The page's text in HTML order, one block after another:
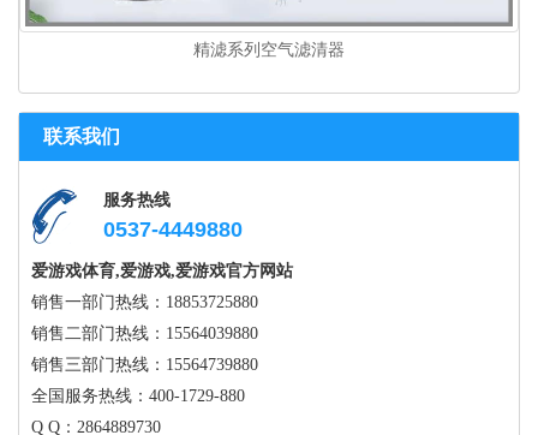
精滤系列空气滤清器
联系我们
服务热线
0537-4449880
爱游戏体育,爱游戏,爱游戏官方网站
销售一部门热线：18853725880
销售二部门热线：15564039880
销售三部门热线：15564739880
全国服务热线：400-1729-880
Q Q：2864889730